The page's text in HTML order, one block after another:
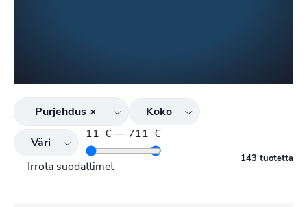
Purjehdus × Koko
Väri
11 € — 711 €
Irrota suodattimet
143 tuotetta